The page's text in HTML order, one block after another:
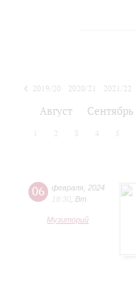
2019/20 2020/21 2021/22
Август Сентябрь
2 3 4 5
06 февраля 2024
18:30 Вт
Музиторий